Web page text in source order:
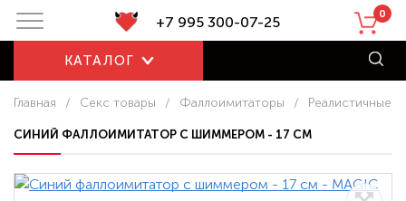
+7 995 300-07-25 0
КАТАЛОГ
Главная / Секс товары / Фаллоимитаторы / Реалистичные
СИНИЙ ФАЛЛОИМИТАТОР С ШИММЕРОМ - 17 СМ